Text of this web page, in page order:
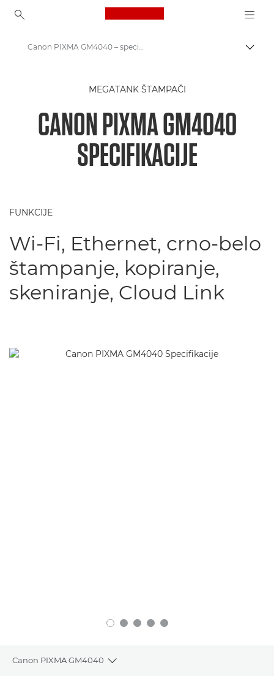
Canon Logo, back to
Canon PIXMA GM4040 – štampači
Canon PIXMA GM4040 – specifikacije
MEGATANK ŠTAMPAČI
CANON PIXMA GM4040
SPECIFIKACIJE
FUNKCIJE
Wi-Fi, Ethernet, crno-belo
štampanje, kopiranje,
skeniranje, Cloud Link
Canon PIXMA GM4040
Toggle breadcrumbs